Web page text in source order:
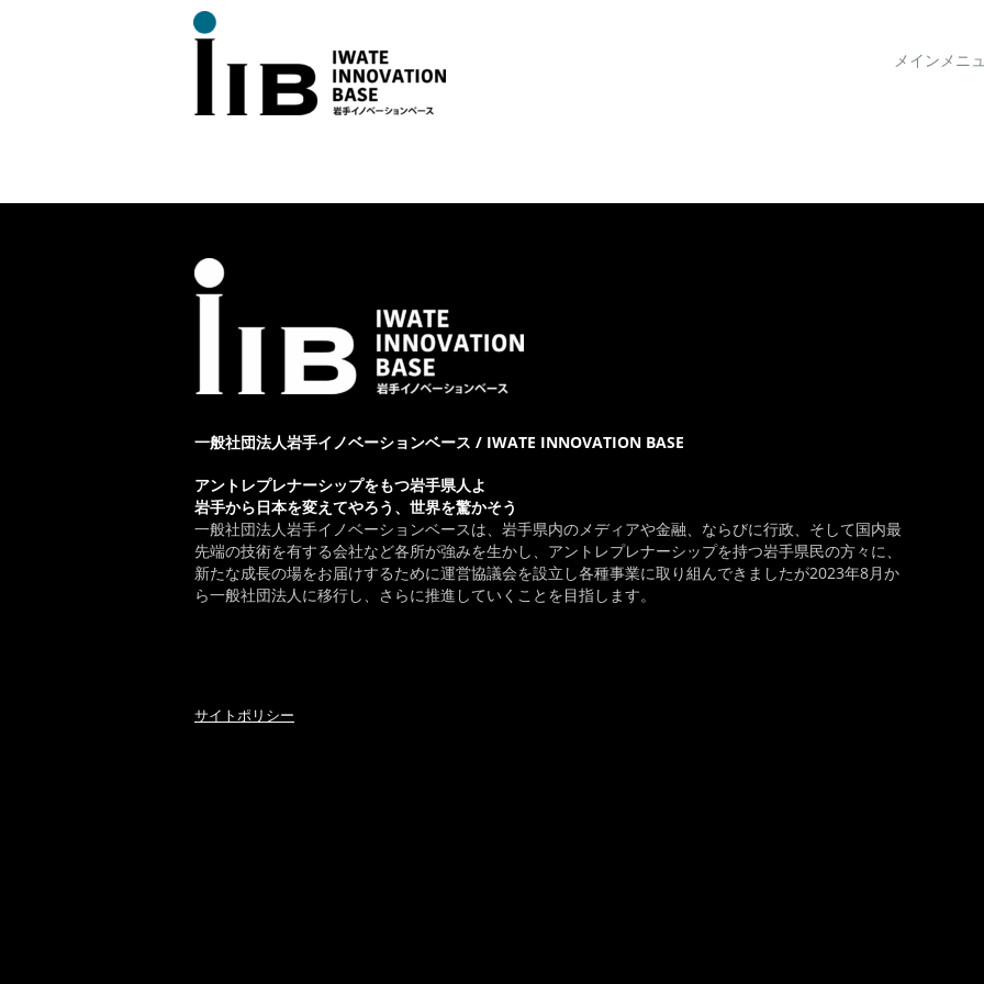
メインメ
一般社団法人岩手イノベーションベース / IWATE INNOVATION BASE
アントレプレナーシップをもつ岩手県人よ
岩手から日本を変えてやろう、世界を驚かそう
一般社団法人岩手イノベーションベースは、岩手県内のメディアや金融、ならびに行政、そして国内最
先端の技術を有する会社など各所が強みを生かし、アントレプレナーシップを持つ岩手県民の方々に、
新たな成長の場をお届けするために運営協議会を設立し各種事業に取り組んできましたが2023年8月か
ら一般社団法人に移行し、さらに推進していくことを目指します。
サイトポリシー